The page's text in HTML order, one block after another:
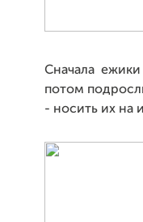
Сначала
потом
- носить их на